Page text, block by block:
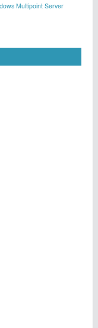
Multipoint Server